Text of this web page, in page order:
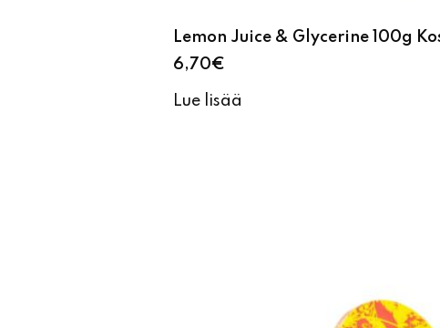
Lemon Juice & Glycerine 100g
6,70€
Lue lisää